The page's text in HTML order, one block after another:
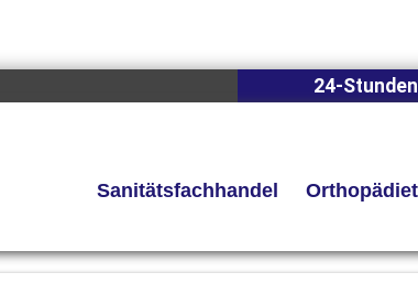
24-
Sanitätsfachhandel